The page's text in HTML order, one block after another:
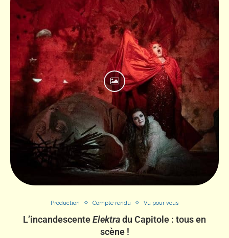
Production Compte rendu Vu pour vous
L’incandescenteElektradu Capitole : tous en
scène !